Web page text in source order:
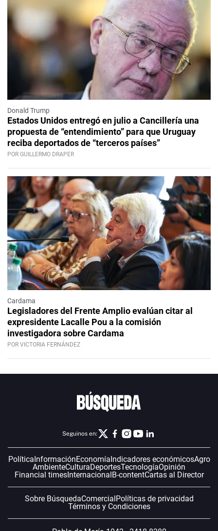
Donald Trump
Estados Unidos entregó en julio a Cancillería una
propuesta de “entendimiento” para que Uruguay
reciba deportados de “terceros países”
POR GUILLERMO DRAPER
Cardama
Legisladores del Frente Amplio evalúan citar al
expresidente Lacalle Pou a la comisión
investigadora sobre Cardama
POR VICTORIA FERNÁNDEZ
Seguinos en:
PolíticaInformaciónEconomíaIndicadores económicosAgro
AmbienteCulturaDeportesTecnologíaOpinión
Financial timesInternacionalB-contentCartas al Director
Sobre BúsquedaComercialPolíticas de privacidad
Términos y Condiciones